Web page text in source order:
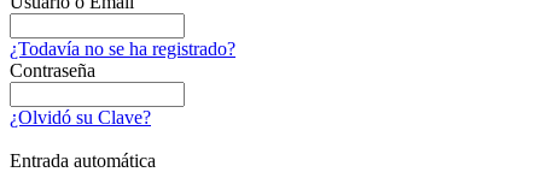
¿Todavía no se ha registrado?
Contraseña
¿Olvidó su Clave?
Entrada automática